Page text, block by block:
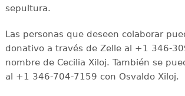
sepultura.
Las personas que deseen colaborar
donativo a través de Zelle al +1 346-
nombre de Cecilia Xiloj. También se
al +1 346-704-7159 con Osvaldo Xiloj.